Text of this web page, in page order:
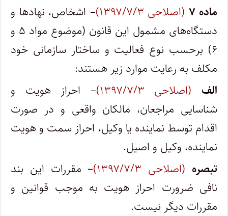
ماده ۷
(اصلاحی ۱۳۹۷/۷/۳)
– اشخاص، نهادها و
دستگاه‌های مشمول این قانون (موضوع مواد ۵ و
۶) برحسب نوع فعالیت و ساختار سازمانی خود
مکلف به رعایت موارد زیر هستند:
الف (اصلاحی ۱۳۹۷/۷/۳)
– احراز هویت و
شناسایی مراجعان، مالکان واقعی و در صورت
اقدام توسط نماینده یا وکیل، احراز سمت و هویت
نماینده، وکیل و اصیل.
تبصره (اصلاحی ۱۳۹۷/۷/۳)
– مقررات این بند
نافی ضرورت احراز هویت به موجب قوانین و
مقررات دیگر نیست.